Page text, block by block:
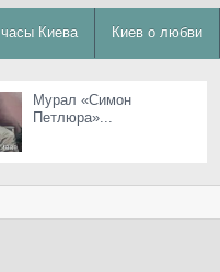
часы Киева Киев о любви
Мурал «Симон
Петлюра»...